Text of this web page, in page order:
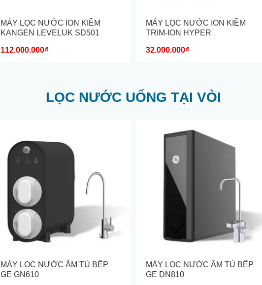
MÁY LỌC NƯỚC ION KIỀM
KANGEN LEVELUK SD501
112.000.000₫
MÁY LỌC NƯỚC ION KIỀM
TRIM-ION HYPER
32.000.000₫
LỌC NƯỚC UỐNG TẠI VÒI
MÁY LỌC NƯỚC ÂM TỦ BẾP
GE GN610
MÁY LỌC NƯỚC ÂM TỦ BẾP
GE DN810